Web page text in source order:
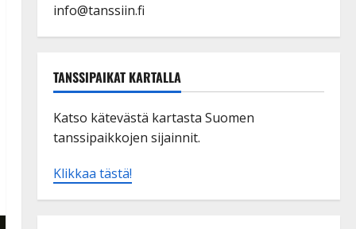
info@tanssiin.fi
TANSSIPAIKAT KARTALLA
Katso kätevästä kartasta Suomen
tanssipaikkojen sijainnit.
Klikkaa tästä!